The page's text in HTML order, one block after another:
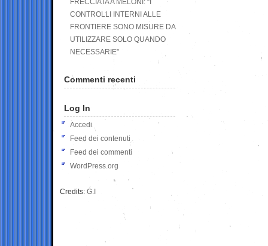
FRECCIATA A MELONI: “I
CONTROLLI INTERNI ALLE
FRONTIERE SONO MISURE DA
UTILIZZARE SOLO QUANDO
NECESSARIE”
Commenti recenti
Log In
Accedi
Feed dei contenuti
Feed dei commenti
WordPress.org
Credits: G.I